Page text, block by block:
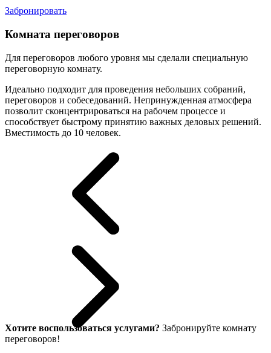
Забронировать
Комната переговоров
Для переговоров любого уровня мы сделали специальную
переговорную комнату.
Идеально подходит для проведения небольших собраний,
переговоров и собеседований. Непринужденная атмосфера
позволит сконцентрироваться на рабочем процессе и
способствует быстрому принятию важных деловых решений.
Вместимость до 10 человек.
Хотите воспользоваться услугами? Забронируйте комнату
переговоров!